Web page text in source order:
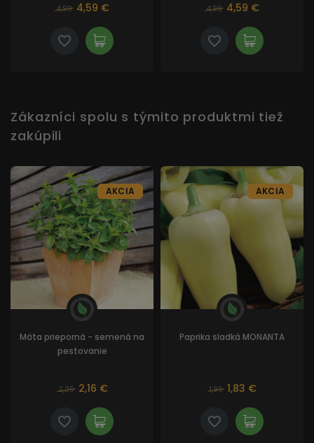
4,99 4,59 € 4,99 4,59 €
Zákazníci spolu s týmito produktmi tiež
zakúpili
Mäta prieporná - semená na
pestovanie
2,35 2,16 €
AKCIA
Paprika sladká MONANTA
1,99 1,83 €
AKCIA